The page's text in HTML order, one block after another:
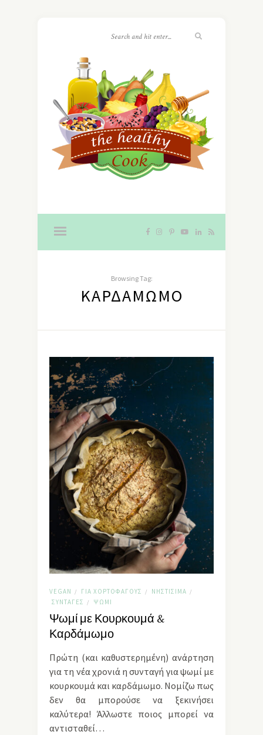
Browsing Tag:
ΚΑΡΔΆΜΩΜΟ
VEGAN / ΓΙΑ ΧΟΡΤΟΦΆΓΟΥΣ / ΝΗΣΤΊΣΙΜΑ /
ΣΥΝΤΑΓΈΣ / ΨΩΜΊ
Ψωμί με Κουρκουμά &
Καρδάμωμο
Πρώτη (και καθυστερημένη) ανάρτηση
για τη νέα χρονιά η συνταγή για ψωμί με
κουρκουμά και καρδάμωμο. Νομίζω πως
δεν θα μπορούσε να ξεκινήσει
καλύτερα! Άλλωστε ποιος μπορεί να
αντισταθεί…